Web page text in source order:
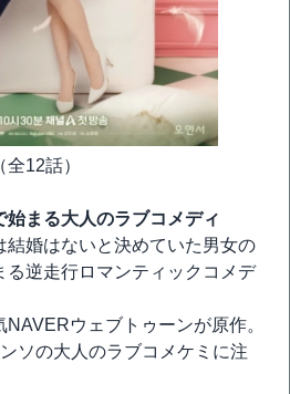
（全12話）
始まる大人のラブコメディ
結婚はないと決めていた男女の
る逆走行ロマンティックコメデ
NAVERウェブトゥーンが原作。
ソの大人のラブコメケミに注